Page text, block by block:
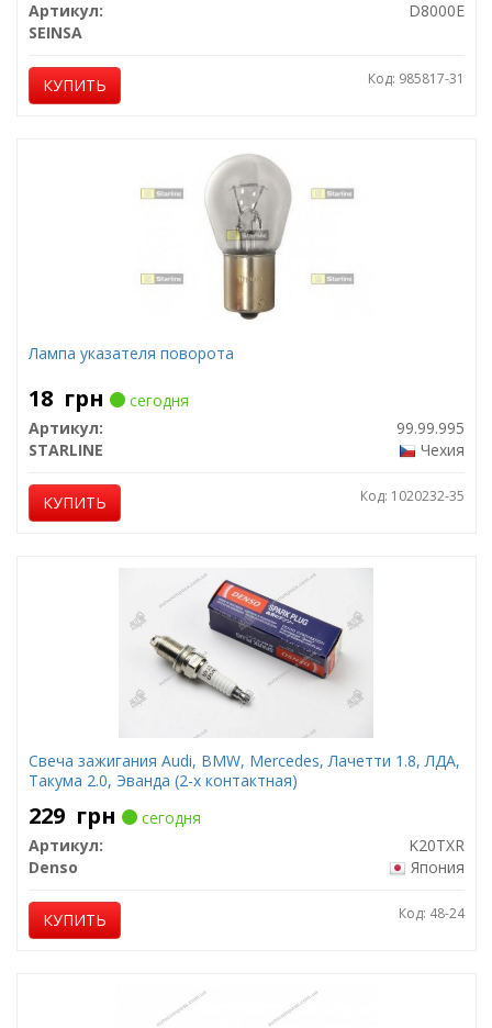
Артикул:
D8000E
SEINSA
КУПИТЬ Код: 985817-31
Лампа указателя поворота
18 грн
сегодня
Артикул:
99.99.995
STARLINE
Чехия
КУПИТЬ Код: 1020232-35
Свеча зажигания Audi, BMW, Mercedes, Лачетти 1.8, ЛДА,
Такума 2.0, Эванда (2-х контактная)
229 грн
сегодня
Артикул:
K20TXR
Denso
Япония
КУПИТЬ Код: 48-24